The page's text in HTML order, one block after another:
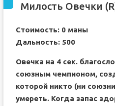
Милость Овечки
Стоимость: 0 маны
Дальность: 500
Овечка на 4 сек.
союзным чемпионом,
которой никто (ни
умереть. Когда запас